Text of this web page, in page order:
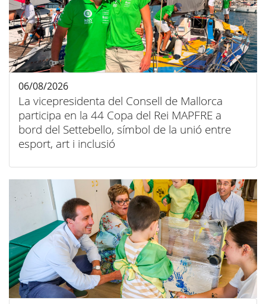
La vicepresidenta del Consell de Mallorca
participa en la 44 Copa del Rei MAPFRE a
bord del Settebello, símbol de la unió entre
esport, art i inclusió
06/08/2026